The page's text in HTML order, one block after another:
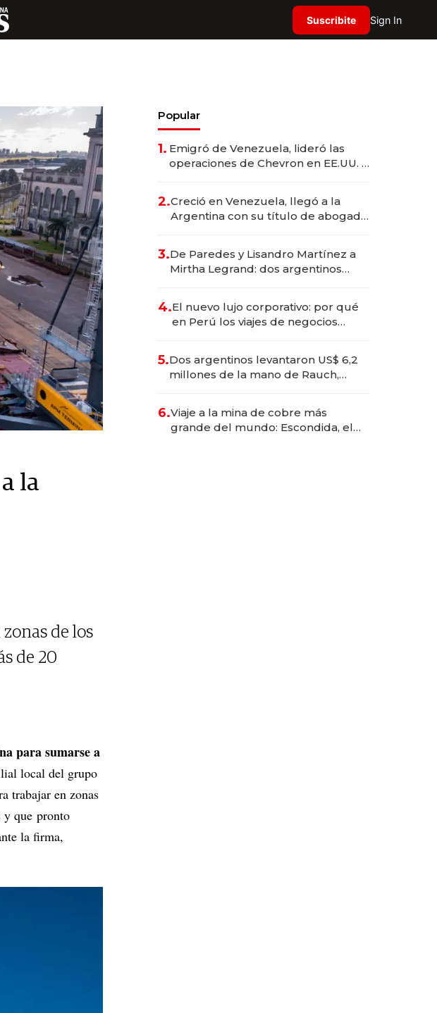
Suscribite Sign In
la
de los
de 20
para sumarse a
local del grupo
trabajar en zonas
y que pronto
la firma,
Popular
1. Emigró de Venezuela, lideró las
operaciones de Chevron en EE.UU. y
2.Creció en Venezuela, llegó a la
Argentina con su título de abogado
marcas "fast premium"
3.De Paredes y Lisandro Martínez a
Mirtha Legrand: dos argentinos
4.El nuevo lujo corporativo: por qué
en Perú los viajes de negocios
transformadoras
5.Dos argentinos levantaron US$ 6,2
millones de la mano de Rauch,
6.Viaje a la mina de cobre más
grande del mundo: Escondida, el